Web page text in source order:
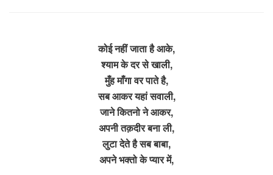
कोई नहीं जाता है आके,
श्याम के दर से खाली,
मुँह माँगा वर पाते है,
सब आकर यहां सवाली,
जाने कितनो ने आकर,
अपनी तक़दीर बना ली,
लुटा देते है सब बाबा,
अपने भक्तो के प्यार में,